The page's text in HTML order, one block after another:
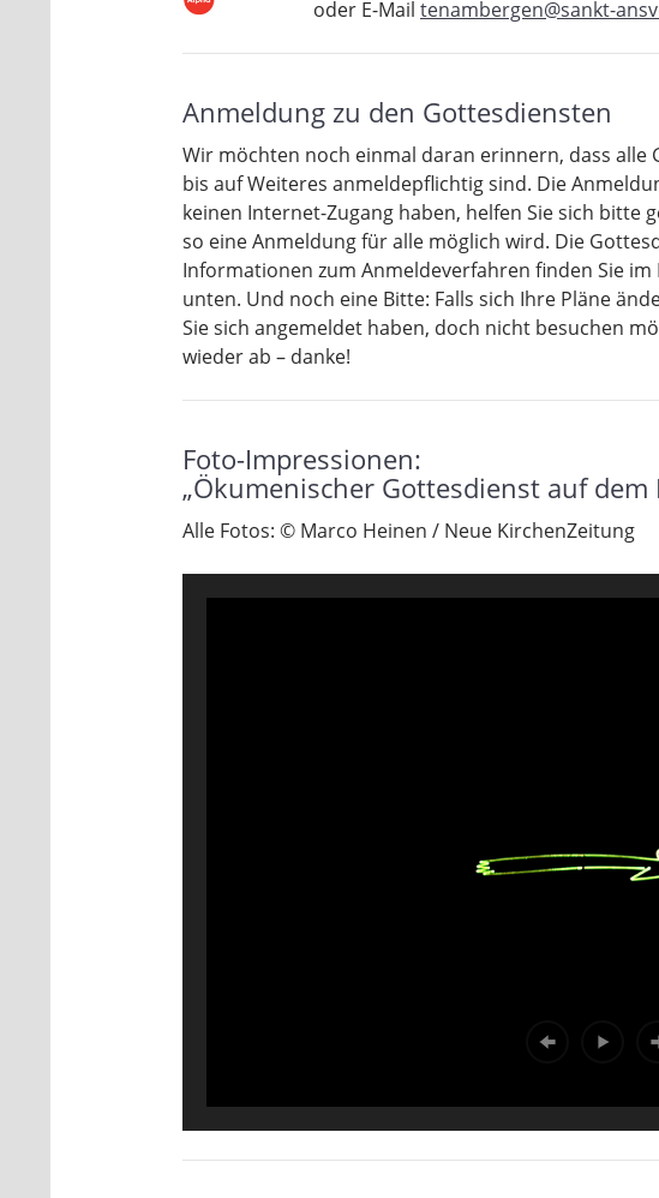
oder E-Mail tenambergen@sankt-
Anmeldung zu den Gottesdiensten
Wir möchten noch einmal daran erinnern, dass alle
bis auf Weiteres anmeldepflichtig sind. Die
keinen Internet-Zugang haben, helfen Sie sich bitte
so eine Anmeldung für alle möglich wird. Die
Informationen zum Anmeldeverfahren finden Sie im
unten. Und noch eine Bitte: Falls sich Ihre Pläne
Sie sich angemeldet haben, doch nicht besuchen
wieder ab – danke!
Foto-Impressionen:
„Ökumenischer Gottesdienst auf
Alle Fotos: © Marco Heinen / Neue KirchenZeitung